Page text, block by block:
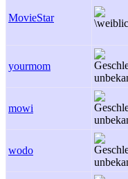
MovieStar
yourmom
mowi
wodo